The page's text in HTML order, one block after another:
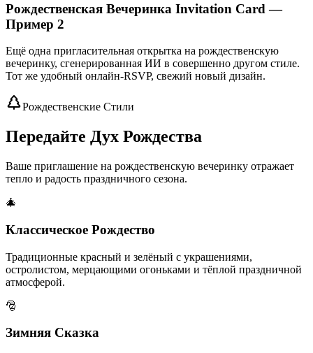
Рождественская Вечеринка Invitation Card —
Пример 2
Ещё одна пригласительная открытка на рождественскую
вечеринку, сгенерированная ИИ в совершенно другом стиле.
Тот же удобный онлайн-RSVP, свежий новый дизайн.
Рождественские Стили
Передайте Дух Рождества
Ваше приглашение на рождественскую вечеринку отражает
тепло и радость праздничного сезона.
🎄
Классическое Рождество
Традиционные красный и зелёный с украшениями,
остролистом, мерцающими огоньками и тёплой праздничной
атмосферой.
🎅
Зимняя Сказка